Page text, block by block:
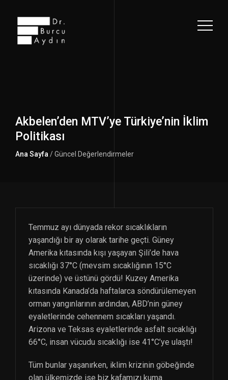
Akbelen’den MTV’ye Türkiye’nin İklim
Politikası
Ana Sayfa / Güncel Değerlendirmeler
Temmuz ayı dünyada rekor sıcaklıkların
yaşandığı bir ay olarak tarihe geçti. Güney
Amerika kıtasında kışı yaşayan Şili’de hava
sıcaklığı 37°C (mevsim sıcaklığının 15°C
üzerinde) ve üstünü gördü! Kuzey Amerika
kıtasında Kanada’da haftalarca söndürülemeyen
orman yangınlarının ardından, ABD’nin güney
eyaletlerinde cehennem sıcakları yaşandı.
Arizona ve Teksas eyaletlerinde asfalt sıcaklığı
66°C, insan vücudu sıcaklığı ise 41°C’ye ulaştı!
Tüm bunlar yaşanırken, iklim krizinin göbeğinde
olan ülkemizde ise biz kafamızı kuma